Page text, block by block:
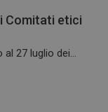
Comitati etici
al 27 luglio dei...